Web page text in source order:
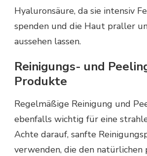
Hyaluronsäure, da sie intensiv
spenden und die Haut praller
aussehen lassen.
Reinigungs- und
Produkte
Regelmäßige Reinigung und
ebenfalls wichtig für eine
Achte darauf, sanfte
verwenden, die den